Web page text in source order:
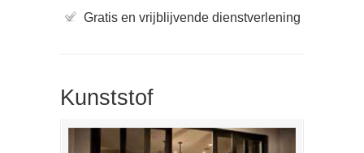
Gratis en vrijblijvende dienstverlening
Kunststof